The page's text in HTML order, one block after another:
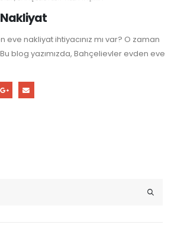
nakliyat ihtiyacınız mı var? O zaman
blog yazımızda, Bahçelievler evden eve